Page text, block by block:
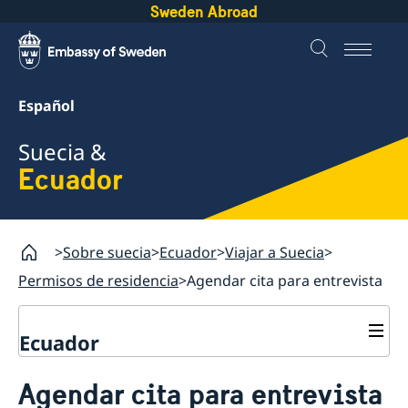
Sweden Abroad
Español
Suecia &
Ecuador
Sobre suecia Ecuador Viajar a Suecia
Permisos de residencia Agendar cita para entrevista
Ecuador
Agendar cita para entrevista